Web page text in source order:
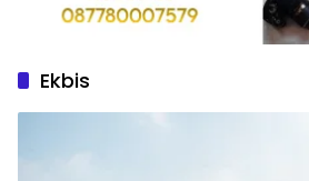
Ekbis